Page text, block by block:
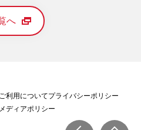
へ
利用についてプライバシーポリシー
ディアポリシー